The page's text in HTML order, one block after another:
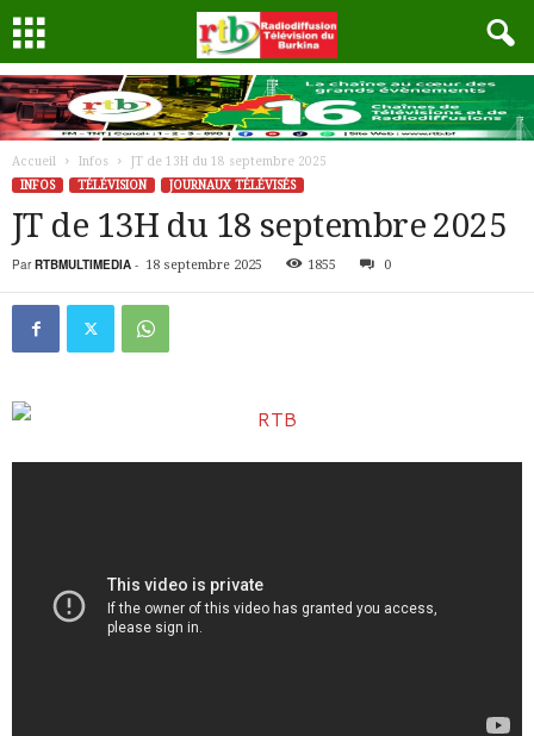
Accueil Infos
JT de 13H du 18 septembre 2025
INFOS
TÉLÉVISION JOURNAUX TÉLÉVISÉS
JT de 13H du 18 septembre 2025
Par RTBMULTIMEDIA - 18 septembre 2025 1855 0